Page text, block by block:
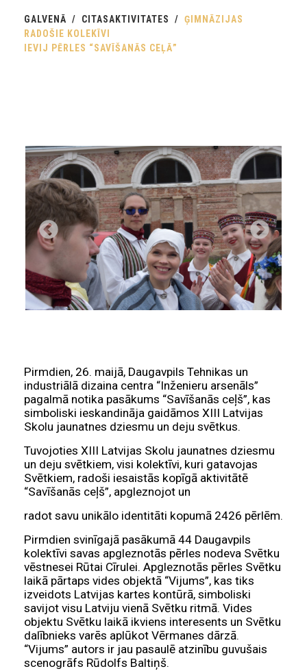
GALVENĀ CITASAKTIVITATES
ĢIMNĀZIJAS
RADOŠIE KOLEKĪVI
IEVIJ PĒRLES “SAVĪŠANĀS CEĻĀ”
Pirmdien, 26. maijā, Daugavpils Tehnikas un
industriālā dizaina centra “Inženieru arsenāls”
pagalmā notika pasākums “Savīšanās ceļš”, kas
simboliski ieskandināja gaidāmos XIII Latvijas
Skolu jaunatnes dziesmu un deju svētkus.
Tuvojoties XIII Latvijas Skolu jaunatnes dziesmu
un deju svētkiem, visi kolektīvi, kuri gatavojas
Svētkiem, radoši iesaistās kopīgā aktivitātē
“Savīšanās ceļš”, apgleznojot un
radot savu unikālo identitāti kopumā 2426 pērlēm.
Pirmdien svinīgajā pasākumā 44 Daugavpils
kolektīvi savas apgleznotās pērles nodeva Svētku
vēstnesei Rūtai Cīrulei. Apgleznotās pērles Svētku
laikā pārtaps vides objektā “Vijums”, kas tiks
izveidots Latvijas kartes kontūrā, simboliski
savijot visu Latviju vienā Svētku ritmā. Vides
objektu Svētku laikā ikviens interesents un Svētku
dalībnieks varēs aplūkot Vērmanes dārzā.
“Vijums” autors ir jau pasaulē atzinību guvušais
scenogrāfs Rūdolfs Baltiņš.